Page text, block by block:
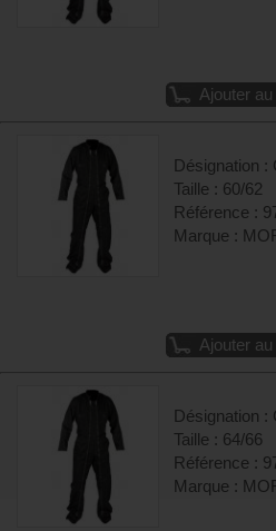
Ajouter
Désignation :
Taille : 60/62
Référence :
Marque :
Ajouter
Désignation :
Taille : 64/66
Référence :
Marque :